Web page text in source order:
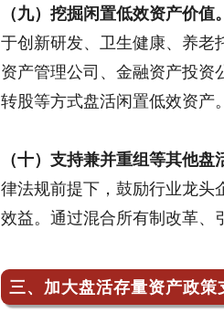
（九）挖掘闲置低效资产价值。
于创新研发、卫生健康、养老
资产管理公司、金融资产投
转股等方式盘活闲置低效资产。
（十）支持兼并重组等其他盘
律法规前提下，鼓励行业龙头
效益。通过混合所有制改革、
三、加大盘活存量资产政策